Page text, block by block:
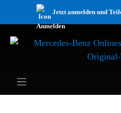
Jetzt anmelden und